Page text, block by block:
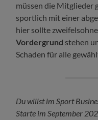
müssen die Mitglieder
sportlich mit einer
hier sollte
Vordergrund stehen
Schaden für alle
Du willst im Sport
Starte im September